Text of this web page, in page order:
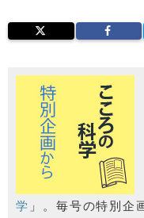
学 」。毎号の特別企